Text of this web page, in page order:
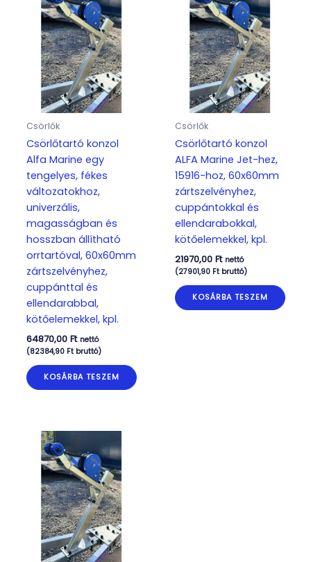
Csörlők
Csörlőtartó konzol
Alfa Marine egy
tengelyes, fékes
változatokhoz,
univerzális,
magasságban és
hosszban állítható
orrtartóval, 60x60mm
zártszelvényhez,
cuppánttal és
ellendarabbal,
kötőelemekkel, kpl.
64870,00 Ft nettó
(82384,90 Ftbruttó)
KOSÁRBA TESZEM
Csörlők
Csörlőtartó konzol
ALFA Marine Jet-hez,
15916-hoz, 60x60mm
zártszelvényhez,
cuppántokkal és
ellendarabokkal,
kötőelemekkel, kpl.
21970,00 Ft nettó
(27901,90 Ftbruttó)
KOSÁRBA TESZEM